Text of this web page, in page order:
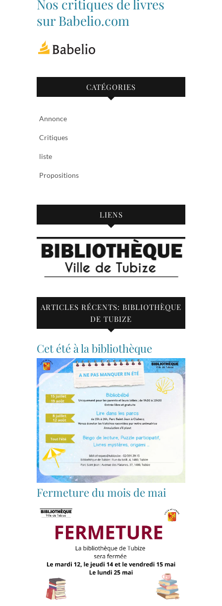
sur
Facebook
sur
Twitter
Nos critiques de livres
sur Babelio.com
CATÉGORIES
Annonce
Critiques
liste
Propositions
LIENS
ARTICLES RÉCENTS: BIBLIOTHÈQUE
DE TUBIZE
Cet été à la bibliothèque
Fermeture du mois de mai